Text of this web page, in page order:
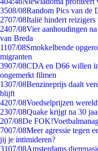
3508/08Random Pics van de
2707/08Italië hindert reizigers
2407/08Vier aanhoudingen
van Breda
1107/08Smokkelbende
migranten
3907/08CDA en D66 willen
ongemerkt filmen
1307/08Benzineprijs daalt
blijft
4207/08Voedselprijzen
2307/08Quake krijgt na 30
207/08De
7007/08Meer agressie tegen
jij je intimideren?
3107/08Amsterdams